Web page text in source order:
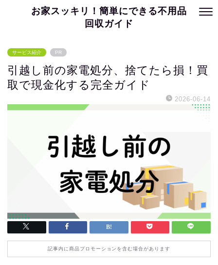
お家スッキリ！簡単にできる不用品
回収ガイド
サービス紹介 PR
引越し前の家電処分、捨てたら損！買
取で現金化する完全ガイド
2026-06-14
記事内に商品プロモーションを含む場合があります